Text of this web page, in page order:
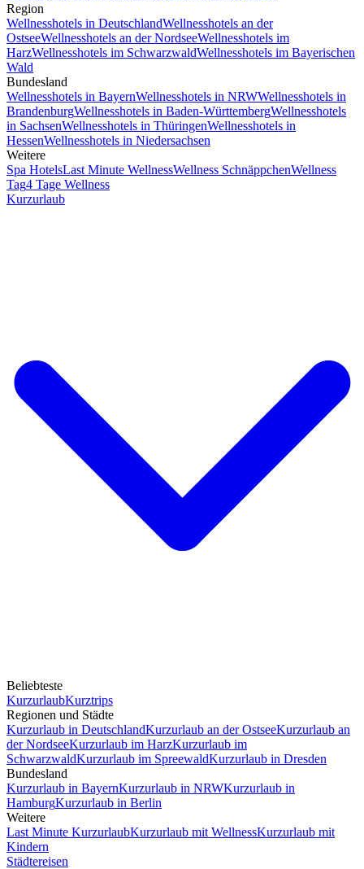
Region
Wellnesshotels in DeutschlandWellnesshotels an der
OstseeWellnesshotels an der NordseeWellnesshotels im
HarzWellnesshotels im SchwarzwaldWellnesshotels im Bayerischen
Wald
Bundesland
Wellnesshotels in BayernWellnesshotels in NRWWellnesshotels in
BrandenburgWellnesshotels in Baden-WürttembergWellnesshotels
in SachsenWellnesshotels in ThüringenWellnesshotels in
HessenWellnesshotels in Niedersachsen
Weitere
Spa HotelsLast Minute WellnessWellness SchnäppchenWellness
Tag4 Tage Wellness
Kurzurlaub
Beliebteste
KurzurlaubKurztrips
Regionen und Städte
Kurzurlaub in DeutschlandKurzurlaub an der OstseeKurzurlaub an
der NordseeKurzurlaub im HarzKurzurlaub im
SchwarzwaldKurzurlaub im SpreewaldKurzurlaub in Dresden
Bundesland
Kurzurlaub in BayernKurzurlaub in NRWKurzurlaub in
HamburgKurzurlaub in Berlin
Weitere
Last Minute KurzurlaubKurzurlaub mit WellnessKurzurlaub mit
Kindern
Städtereisen